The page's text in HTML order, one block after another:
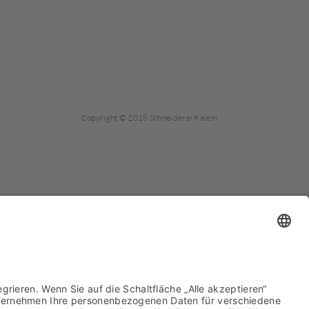
Copyright © 2018 Schneiderei Kalem